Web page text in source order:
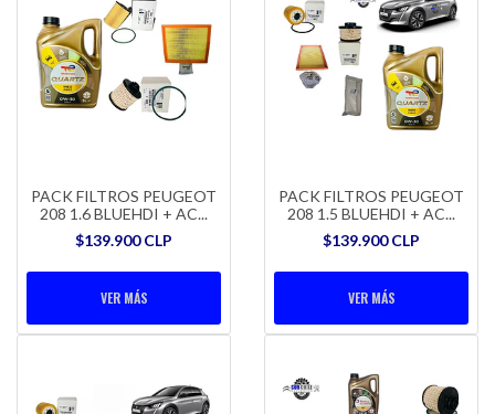
PACK FILTROS PEUGEOT
208 1.6 BLUEHDI + AC...
$139.900 CLP
VER MÁS
PACK FILTROS PEUGEOT
208 1.5 BLUEHDI + AC...
$139.900 CLP
VER MÁS